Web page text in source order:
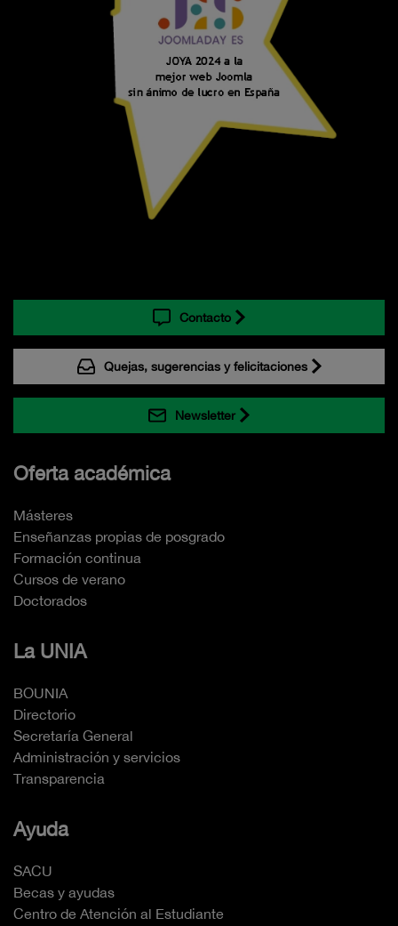
Contacto
Quejas, sugerencias y felicitaciones
Newsletter
Oferta académica
Másteres
Enseñanzas propias de posgrado
Formación continua
Cursos de verano
Doctorados
La UNIA
BOUNIA
Directorio
Secretaría General
Administración y servicios
Transparencia
Ayuda
SACU
Becas y ayudas
Centro de Atención al Estudiante